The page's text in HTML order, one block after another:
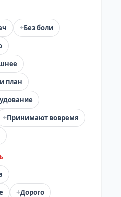
+Без боли
план
+Принимают вовремя
+Дорого